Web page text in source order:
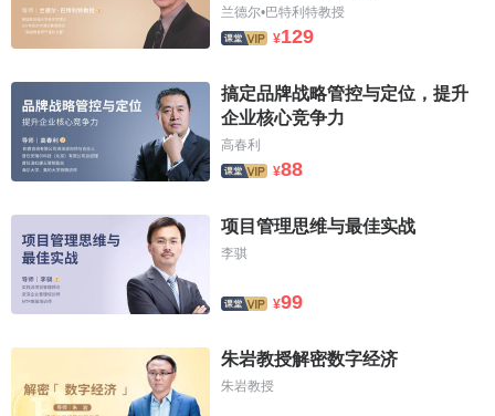
生活状况不断
。
↑陈工，袁星侯.财政支出管理与绩效评价.中国财政经
济出版社,2007.6.
↑2.0 2.1项怀诚,黄可华.《当代中国经济大辞库》财政
卷.中国经济出版社,1993年12月第1版.
兰德尔•巴特利特教授
¥129
搞定品牌战略管控与定位，提升
企业核心竞争力
高春利
¥88
项目管理思维与最佳实战
李骐
¥99
朱岩教授解密数字经济
朱岩教授